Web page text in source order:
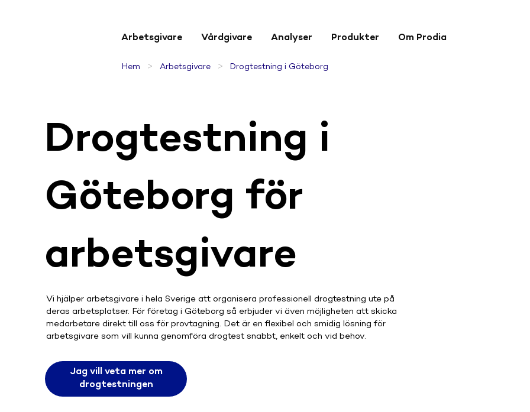
Hem > Arbetsgivare > Drogtestning i Göteborg
Arbetsgivare Vårdgivare Analyser Produkter Om Prodia
Drogtestning i
Göteborg för
arbetsgivare
Vi hjälper arbetsgivare i hela Sverige att organisera professionell drogtestning ute på
deras arbetsplatser. För företag i Göteborg så erbjuder vi även möjligheten att skicka
medarbetare direkt till oss för provtagning. Det är en flexibel och smidig lösning för
arbetsgivare som vill kunna genomföra drogtest snabbt, enkelt och vid behov.
Jag vill veta mer om
drogtestningen